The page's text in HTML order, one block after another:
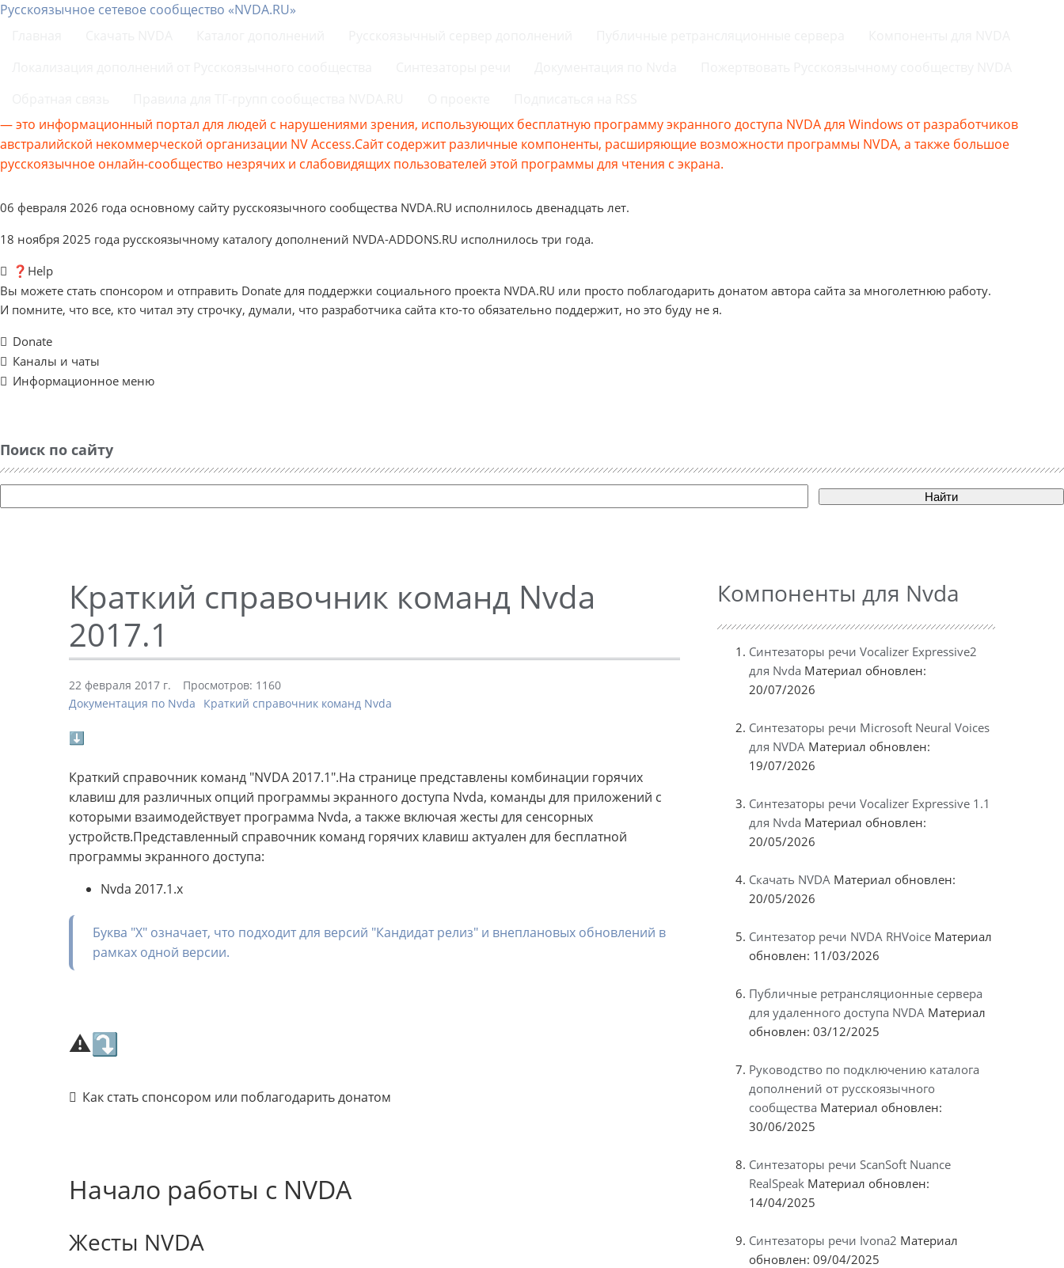
Русскоязычное сетевое сообщество «NVDA.RU»
— это информационный портал для людей с нарушениями зрения, использующих бесплатную программу экранного доступа NVDA для Windows от разработчиков
австралийской некоммерческой организации NV Access.Сайт содержит различные компоненты, расширяющие возможности программы NVDA, а также большое
русскоязычное онлайн-сообщество незрячих и слабовидящих пользователей этой программы для чтения с экрана.
06 февраля 2026 года основному сайту русскоязычного сообщества NVDA.RU исполнилось двенадцать лет.
18 ноября 2025 года русскоязычному каталогу дополнений NVDA-ADDONS.RU исполнилось три года.
❓Help
Вы можете стать спонсором и отправить Donate для поддержки социального проекта NVDA.RU или просто поблагодарить донатом автора сайта за многолетнюю работу.
И помните, что все, кто читал эту строчку, думали, что разработчика сайта кто-то обязательно поддержит, но это буду не я.
Donate
Каналы и чаты
Информационное меню
Поиск по сайту
Найти
Краткий справочник команд Nvda
2017.1
22 февраля 2017 г.
Просмотров: 1160
Документация по Nvda
Краткий справочник команд Nvda
⬇
Краткий справочник команд "NVDA 2017.1".На странице представлены комбинации горячих
клавиш для различных опций программы экранного доступа Nvda, команды для приложений с
которыми взаимодействует программа Nvda, а также включая жесты для сенсорных
устройств.Представленный справочник команд горячих клавиш актуален для бесплатной
программы экранного доступа:
Nvda 2017.1.x
Буква "X" означает, что подходит для версий "Кандидат релиз" и внеплановых обновлений в
рамках одной версии.
⚠⤵
Как стать спонсором или поблагодарить донатом
Начало работы с NVDA
Жесты NVDA
Компоненты для Nvda
Синтезаторы речи Vocalizer Expressive2
для Nvda Материал обновлен:
20/07/2026
Синтезаторы речи Microsoft Neural Voices
для NVDA Материал обновлен:
19/07/2026
Синтезаторы речи Vocalizer Expressive 1.1
для Nvda Материал обновлен:
20/05/2026
Скачать NVDA Материал обновлен:
20/05/2026
Синтезатор речи NVDA RHVoice Материал
обновлен: 11/03/2026
Публичные ретрансляционные сервера
для удаленного доступа NVDA Материал
обновлен: 03/12/2025
Руководство по подключению каталога
дополнений от русскоязычного
сообщества Материал обновлен:
30/06/2025
Синтезаторы речи ScanSoft Nuance
RealSpeak Материал обновлен:
14/04/2025
Синтезаторы речи Ivona2 Материал
обновлен: 09/04/2025